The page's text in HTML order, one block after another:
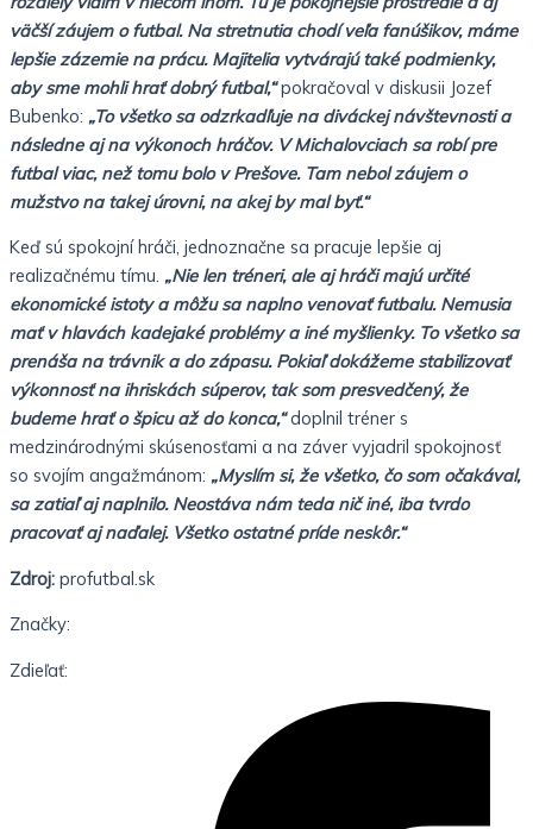
väčší záujem o futbal. Na stretnutia chodí veľa fanúšikov, máme
lepšie zázemie na prácu. Majitelia vytvárajú také podmienky,
aby sme mohli hrať dobrý futbal,“ pokračoval v diskusii Jozef
Bubenko: „To všetko sa odzrkadľuje na diváckej návštevnosti a
následne aj na výkonoch hráčov. V Michalovciach sa robí pre
futbal viac, než tomu bolo v Prešove. Tam nebol záujem o
mužstvo na takej úrovni, na akej by mal byť.“
Keď sú spokojní hráči, jednoznačne sa pracuje lepšie aj
realizačnému tímu. „Nie len tréneri, ale aj hráči majú určité
ekonomické istoty a môžu sa naplno venovať futbalu. Nemusia
mať v hlavách kadejaké problémy a iné myšlienky. To všetko sa
prenáša na trávnik a do zápasu. Pokiaľ dokážeme stabilizovať
výkonnosť na ihriskách súperov, tak som presvedčený, že
budeme hrať o špicu až do konca,“doplnil tréner s
medzinárodnými skúsenosťami a na záver vyjadril spokojnosť
so svojím angažmánom: „Myslím si, že všetko, čo som očakával,
sa zatiaľ aj naplnilo. Neostáva nám teda nič iné, iba tvrdo
pracovať aj naďalej. Všetko ostatné príde neskôr.“
Zdroj: profutbal.sk
Značky:
Zdieľať: